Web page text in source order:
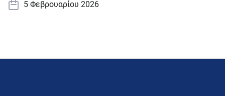
5 Φεβρουαρίου 2026